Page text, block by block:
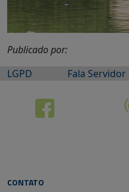
Publicado por:
LGPD
Fala Servidor
CONTATO